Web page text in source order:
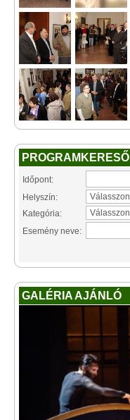
PROGRAMKERESŐ
Időpont:
Helyszín:
Kategória:
Esemény neve:
GALÉRIA AJÁNLÓ